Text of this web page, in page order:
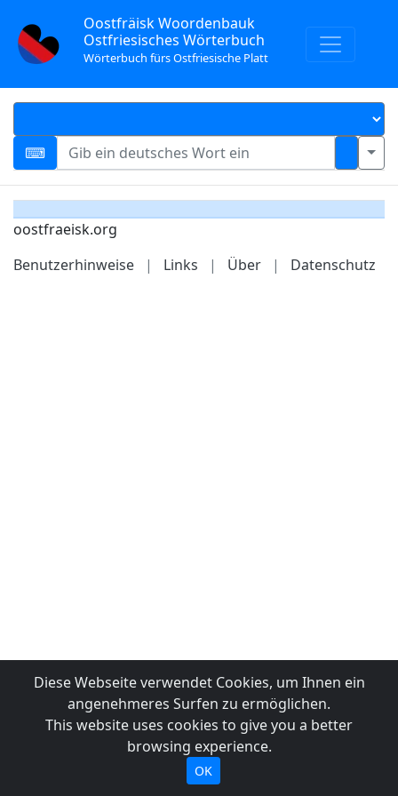
Oostfräisk Woordenbauk
Ostfriesisches Wörterbuch
Wörterbuch fürs Ostfriesische Platt
oostfraeisk.org
Benutzerhinweise
| Links | Über | Datenschutz
Diese Webseite verwendet Cookies, um Ihnen ein
angenehmeres Surfen zu ermöglichen.
This website uses cookies to give you a better
browsing experience.
OK